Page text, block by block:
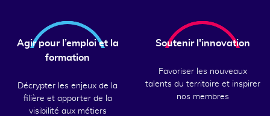
Agir pour l’emploi et la
formation
Décrypter les enjeux de la
filière et apporter de la
visibilité aux métiers
Soutenir l'innovation
Favoriser les nouveaux
talents du territoire et inspirer
nos membres